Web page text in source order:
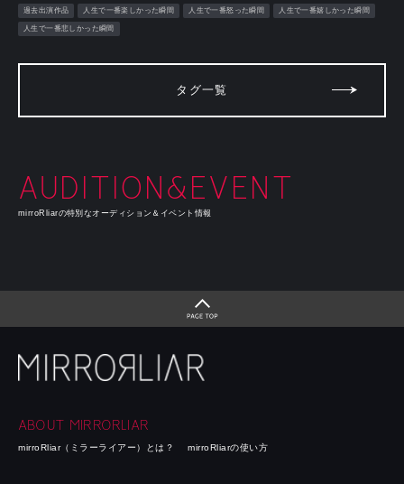
過去出演作品 人生で一番楽しかった瞬間 人生で一番怒った瞬間 人生で一番嬉しかった瞬間
人生で一番悲しかった瞬間
タグ一覧
AUDITION&EVENT
mirroRliarの特別なオーディション＆イベント情報
ABOUT MIRRORLIAR
mirroRliar（ミラーライアー）とは？ mirroRliarの使い方